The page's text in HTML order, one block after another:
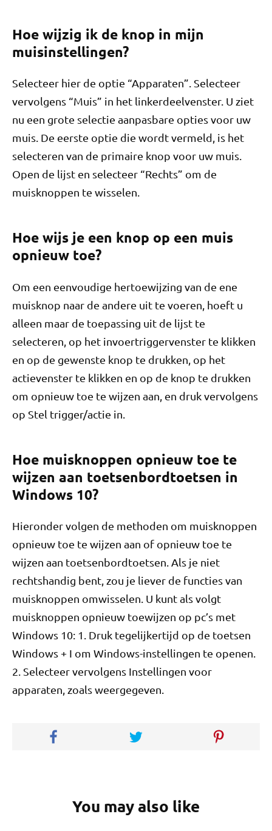
Hoe wijzig ik de knop in mijn
muisinstellingen?
Selecteer hier de optie “Apparaten”. Selecteer
vervolgens “Muis” in het linkerdeelvenster. U ziet
nu een grote selectie aanpasbare opties voor uw
muis. De eerste optie die wordt vermeld, is het
selecteren van de primaire knop voor uw muis.
Open de lijst en selecteer “Rechts” om de
muisknoppen te wisselen.
Hoe wijs je een knop op een muis
opnieuw toe?
Om een ​​eenvoudige hertoewijzing van de ene
muisknop naar de andere uit te voeren, hoeft u
alleen maar de toepassing uit de lijst te
selecteren, op het invoertriggervenster te klikken
en op de gewenste knop te drukken, op het
actievenster te klikken en op de knop te drukken
om opnieuw toe te wijzen aan, en druk vervolgens
op Stel trigger/actie in.
Hoe muisknoppen opnieuw toe te
wijzen aan toetsenbordtoetsen in
Windows 10?
Hieronder volgen de methoden om muisknoppen
opnieuw toe te wijzen aan of opnieuw toe te
wijzen aan toetsenbordtoetsen. Als je niet
rechtshandig bent, zou je liever de functies van
muisknoppen omwisselen. U kunt als volgt
muisknoppen opnieuw toewijzen op pc’s met
Windows 10: 1. Druk tegelijkertijd op de toetsen
Windows + I om Windows-instellingen te openen.
2. Selecteer vervolgens Instellingen voor
apparaten, zoals weergegeven.
You may also like